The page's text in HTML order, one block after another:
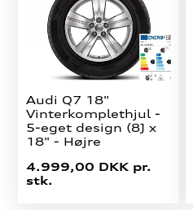
Audi Q7 18"
Vinterkomplethjul -
5-eget design (8J x
18" - Højre
4.999,00 DKK pr.
stk.